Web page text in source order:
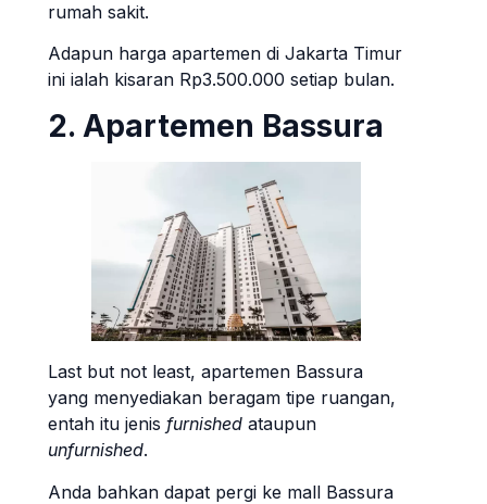
rumah sakit.
Adapun harga apartemen di Jakarta Timur
ini ialah kisaran Rp3.500.000 setiap bulan.
2. Apartemen Bassura
Last but not least, apartemen Bassura
yang menyediakan beragam tipe ruangan,
entah itu jenis furnished ataupun
unfurnished.
Anda bahkan dapat pergi ke mall Bassura